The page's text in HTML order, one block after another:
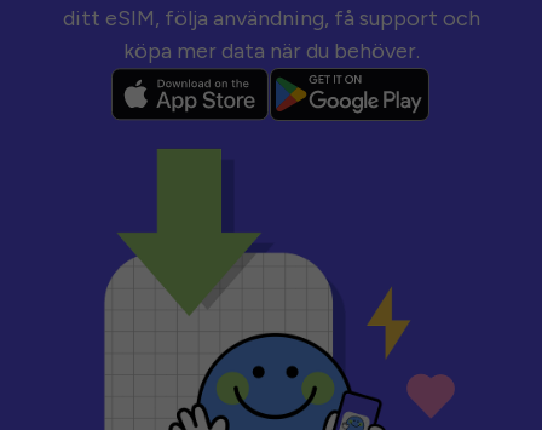
ditt eSIM, följa användning, få support och
köpa mer data när du behöver.